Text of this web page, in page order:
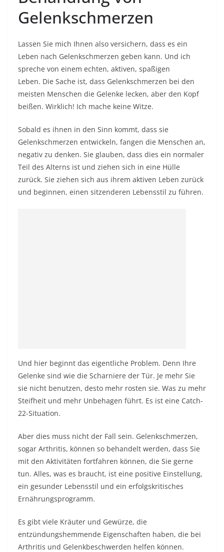
Gelenkschmerzen
Lassen Sie mich Ihnen also versichern, dass es ein
Leben nach Gelenkschmerzen geben kann. Und ich
spreche von einem echten, aktiven, spaßigen
Leben. Die Sache ist, dass Gelenkschmerzen bei den
meisten Menschen die Gelenke lecken, aber den Kopf
beißen. Wirklich! Ich mache keine Witze.
Sobald es ihnen in den Sinn kommt, dass sie
Gelenkschmerzen entwickeln, fangen die Menschen an,
negativ zu denken. Sie glauben, dass dies ein normaler
Teil des Alterns ist und ziehen sich in eine Hülle
zurück. Sie ziehen sich aus ihrem aktiven Leben zurück
und beginnen, einen sitzenderen Lebensstil zu führen.
Und hier beginnt das eigentliche Problem. Denn Ihre
Gelenke sind wie die Scharniere der Tür. Je mehr Sie
sie nicht benutzen, desto mehr rosten sie. Was zu mehr
Steifheit und mehr Unbehagen führt. Es ist eine Catch-
22-Situation.
Aber dies muss nicht der Fall sein. Gelenkschmerzen,
sogar Arthritis, können so behandelt werden, dass Sie
mit den Aktivitäten fortfahren können, die Sie gerne
tun. Alles, was es braucht, ist eine positive Einstellung,
ein gesunder Lebensstil und ein erfolgskritisches
Ernährungsprogramm.
Es gibt viele Kräuter und Gewürze, die
entzündungshemmende Eigenschaften haben, die bei
Arthritis und Gelenkbeschwerden helfen können.